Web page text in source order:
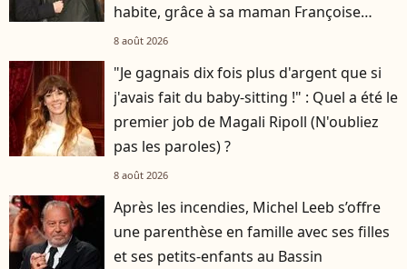
habite, grâce à sa maman Françoise
Hardy
8 août 2026
"Je gagnais dix fois plus d'argent que si
j'avais fait du baby-sitting !" : Quel a été le
premier job de Magali Ripoll (N'oubliez
pas les paroles) ?
8 août 2026
Après les incendies, Michel Leeb s’offre
une parenthèse en famille avec ses filles
et ses petits-enfants au Bassin